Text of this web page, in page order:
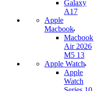
Galaxy
A17
Apple
Macbook
Macbook
Air 2026
M5 13
Apple Watch
Apple
Watch